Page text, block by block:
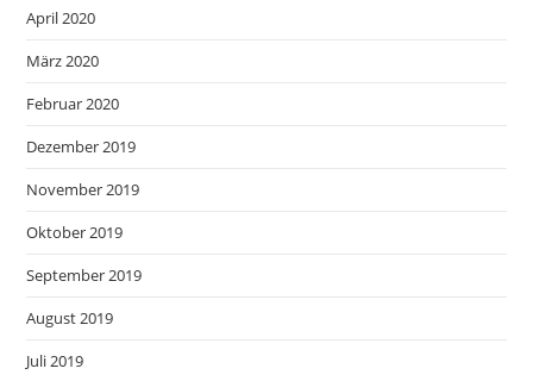
April 2020
März 2020
Februar 2020
Dezember 2019
November 2019
Oktober 2019
September 2019
August 2019
Juli 2019